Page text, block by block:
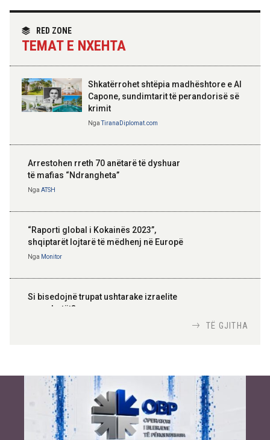
partneritetit strategjik
RED ZONE
TEMAT E NXEHTA
Shkatërrohet shtëpia madhështore e Al
Capone, sundimtarit të perandorisë së
krimit
NgaTiranaDiplomat.com
Arrestohen rreth 70 anëtarë të dyshuar
të mafias “Ndrangheta”
Nga ATSH
“Raporti global i Kokainës 2023”,
shqiptarët lojtarë të mëdhenj në Europë
Nga Monitor
Si bisedojnë trupat ushtarake izraelite
me robotët?
inteligjente izraelite
Or Shalom
TË GJITHA